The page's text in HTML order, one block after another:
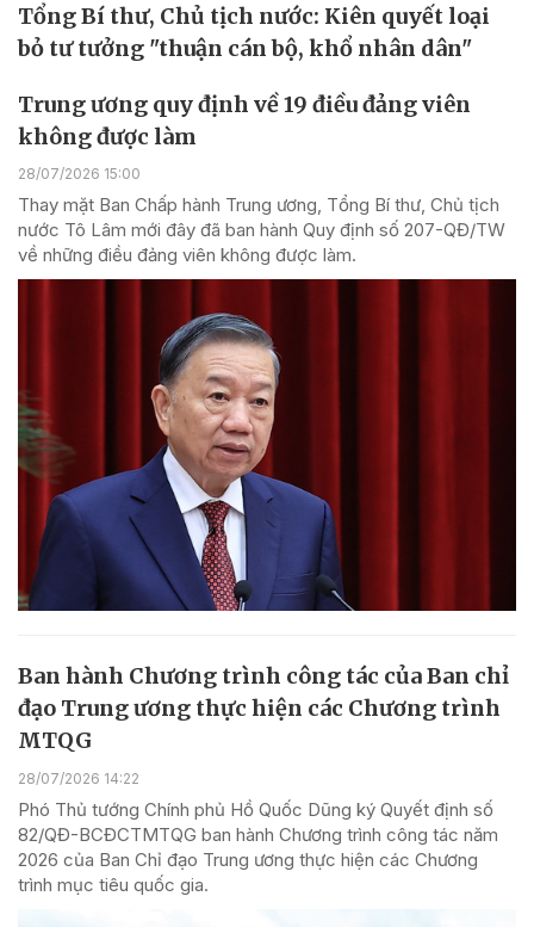
Tổng Bí thư, Chủ tịch nước: Kiên quyết loại
bỏ tư tưởng "thuận cán bộ, khổ nhân dân"
Trung ương quy định về 19 điều đảng viên
không được làm
28/07/2026 15:00
Thay mặt Ban Chấp hành Trung ương, Tổng Bí thư, Chủ tịch
nước Tô Lâm mới đây đã ban hành Quy định số 207-QĐ/TW
về những điều đảng viên không được làm.
Ban hành Chương trình công tác của Ban chỉ
đạo Trung ương thực hiện các Chương trình
MTQG
28/07/2026 14:22
Phó Thủ tướng Chính phủ Hồ Quốc Dũng ký Quyết định số
82/QĐ-BCĐCTMTQG ban hành Chương trình công tác năm
2026 của Ban Chỉ đạo Trung ương thực hiện các Chương
trình mục tiêu quốc gia.